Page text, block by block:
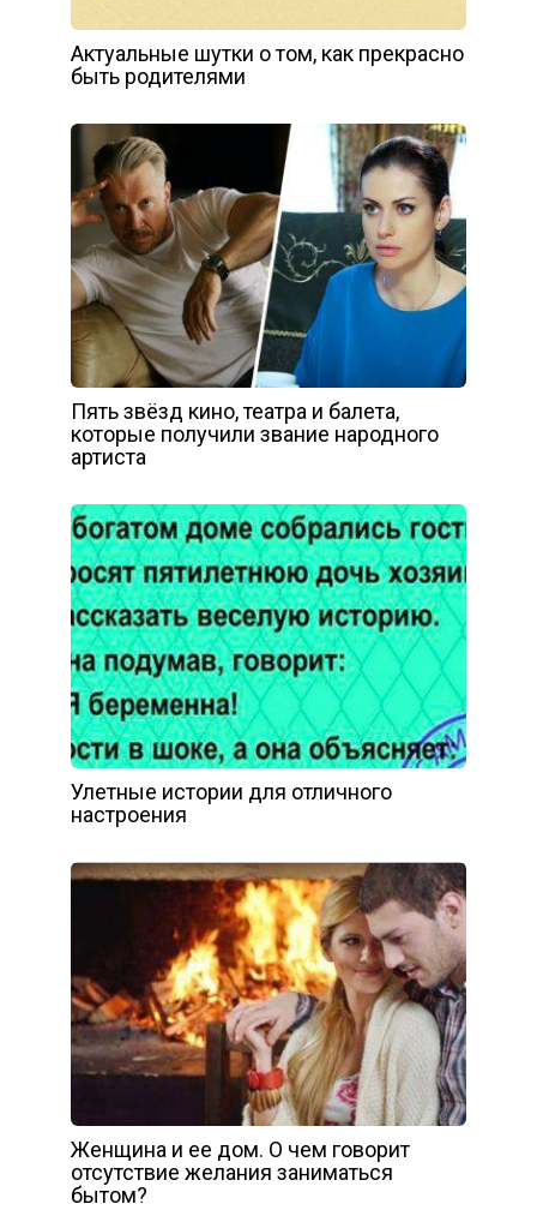
Актуальные шутки о том, как прекрасно
быть родителями
Пять звёзд кино, театра и балета,
которые получили звание народного
артиста
Улетные истории для отличного
настроения
Женщина и ее дом. О чем говорит
отсутствие желания заниматься
бытом?